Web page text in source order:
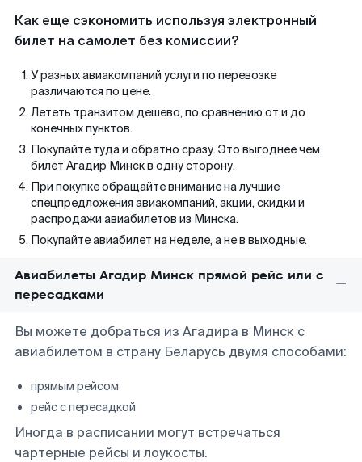
Как еще сэкономить используя электронный
билет на самолет без комиссии?
У разных авиакомпаний услуги по перевозке
различаются по цене.
Лететь транзитом дешево, по сравнению от и до
конечных пунктов.
Покупайте туда и обратно сразу. Это выгоднее чем
билет Агадир Минск в одну сторону.
При покупке обращайте внимание на лучшие
спецпредложения авиакомпаний, акции, скидки и
распродажи авиабилетов из Минска.
Покупайте авиабилет на неделе, а не в выходные.
Авиабилеты Агадир Минск прямой рейс или с
пересадками
Вы можете добраться из Агадира в Минск с
авиабилетом в страну Беларусь двумя способами:
прямым рейсом
рейс с пересадкой
Иногда в расписании могут встречаться
чартерные рейсы и лоукосты.